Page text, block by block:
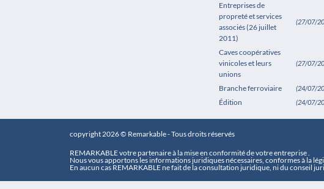
Entreprises de
propreté et services
associés (26 juillet
2011)
(27/07/
Caves coopératives
vinicoles et leurs
unions
(27/07/
Branche ferroviaire (24/07/
Édition (24/07/
copyright 2026 © Remarkable - Tous droits réservés
REMARKABLE votre partenaire à la mise en conformité de votre entreprise .
Nous vous apportons les informations juridiques nécessaires, conformes à la
En aucun cas REMARKABLE ne fait de la consultation juridique, ni du conseil